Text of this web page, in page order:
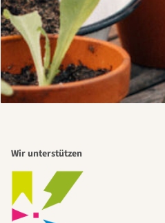
Wir unterstützen